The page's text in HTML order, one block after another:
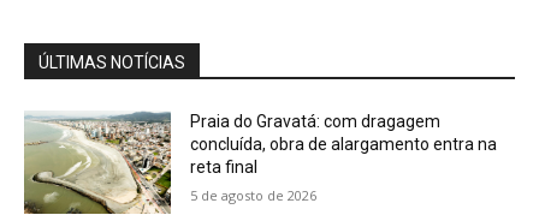
ÚLTIMAS NOTÍCIAS
Praia do Gravatá: com dragagem
concluída, obra de alargamento entra na
reta final
5 de agosto de 2026